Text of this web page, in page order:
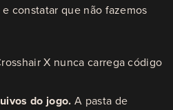
e constatar que não fazemos
X nunca carrega código
do jogo. A pasta de